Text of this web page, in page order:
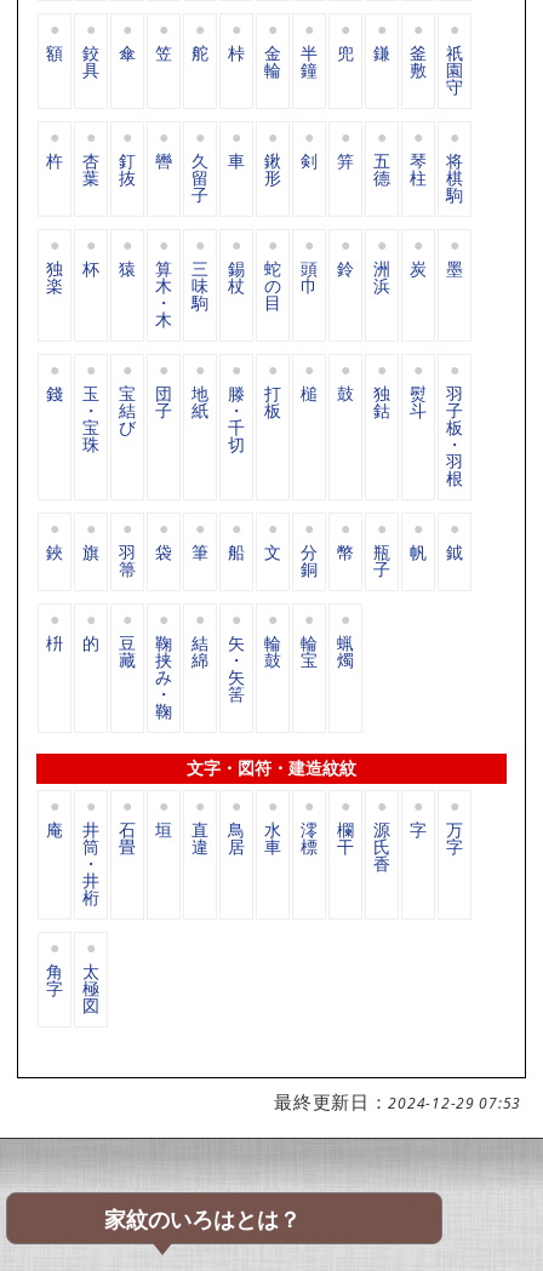
額 鉸
具
傘 笠 舵 桛 金
輪
半
鐘
兜 鎌 釜
敷
祇
園
守
杵 杏
葉
釘
抜
轡 久
留
子
車 鍬
形
剣 笄 五
德
琴
柱
将
棋
駒
独
楽
杯 猿 算
木
・
木
三
味
駒
錫
杖
蛇
の
目
頭
巾
鈴 洲
浜
炭 墨
錢 玉
・
宝
珠
宝
結
び
団
子
地
紙
滕
・
千
切
打
板
槌 鼓 独
鈷
熨
斗
羽
子
板
・
羽
根
鋏 旗 羽
箒
袋 筆 船 文 分
銅
幣 瓶
子
帆 鉞
枡 的 豆
藏
鞠
挟
み
・
鞠
結
綿
矢
・
矢
筈
輪
鼓
輪
宝
蝋
燭
文字・図符・建造紋紋
庵 井
筒
・
井
桁
石
畳
垣 直
違
鳥
居
水
車
澪
標
欄
干
源
氏
香
字 万
字
角
字
太
極
図
最終更新日：2024-12-29 07:53
家紋のいろはとは？